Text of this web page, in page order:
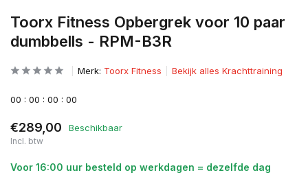
Toorx Fitness Opbergrek voor 10 paar
dumbbells - RPM-B3R
Merk: Toorx Fitness Bekijk alles Krachttraining
00 : 00 : 00 : 00
€289,00 Beschikbaar
Incl. btw
Voor 16:00 uur besteld op werkdagen = dezelfde dag